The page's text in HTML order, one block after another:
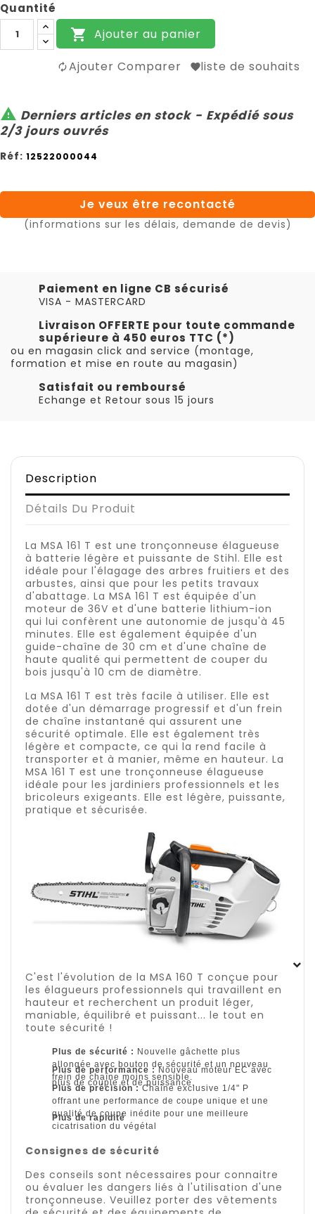
Quantité
 Ajouter au panier
Ajouter Comparer liste de souhaits
 Derniers articles en stock - Expédié sous
2/3 jours ouvrés
Réf: 12522000044
Je veux être recontacté
(informations sur les délais, demande de devis)
Paiement en ligne CB sécurisé
VISA - MASTERCARD
Livraison OFFERTE pour toute commande
supérieure à 450 euros TTC (*)
ou en magasin click and service (montage,
formation et mise en route au magasin)
Satisfait ou remboursé
Echange et Retour sous 15 jours
Description
Détails Du Produit
La MSA 161 T est une tronçonneuse élagueuse
à batterie légère et puissante de Stihl. Elle est
idéale pour l'élagage des arbres fruitiers et des
arbustes, ainsi que pour les petits travaux
d'abattage. La MSA 161 T est équipée d'un
moteur de 36V et d'une batterie lithium-ion
qui lui confèrent une autonomie de jusqu'à 45
minutes. Elle est également équipée d'un
guide-chaîne de 30 cm et d'une chaîne de
haute qualité qui permettent de couper du
bois jusqu'à 10 cm de diamètre.
La MSA 161 T est très facile à utiliser. Elle est
dotée d'un démarrage progressif et d'un frein
de chaîne instantané qui assurent une
sécurité optimale. Elle est également très
légère et compacte, ce qui la rend facile à
transporter et à manier, même en hauteur. La
MSA 161 T est une tronçonneuse élagueuse
idéale pour les jardiniers professionnels et les
bricoleurs exigeants. Elle est légère, puissante,
pratique et sécurisée.
C'est l'évolution de la MSA 160 T conçue pour
les élagueurs professionnels qui travaillent en
hauteur et recherchent un produit léger,
maniable, équilibré et puissant... le tout en
toute sécurité !
Plus de sécurité : Nouvelle gâchette plus
allongée avec bouton de sécurité et un nouveau
frein de chaîne moins sensible.
Plus de performance :Nouveau moteur EC avec
plus de couple et de puissance.
Plus de précision :Chaîne exclusive 1/4" P
offrant une performance de coupe unique et une
qualité de coupe inédite pour une meilleure
cicatrisation du végétal
Plus de rapidité
Consignes de sécurité
Des conseils sont nécessaires pour connaitre
ou évaluer les dangers liés à l'utilisation d'une
tronçonneuse. Veuillez porter des vêtements